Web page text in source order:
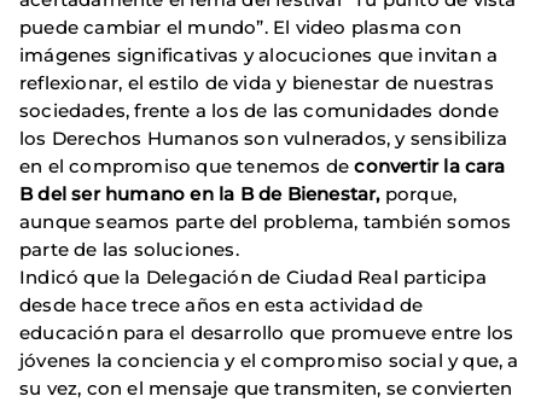
puede cambiar el mundo”. El video plasma con
imágenes significativas y alocuciones que invitan a
reflexionar, el estilo de vida y bienestar de nuestras
sociedades, frente a los de las comunidades donde
los Derechos Humanos son vulnerados, y sensibiliza
en el compromiso que tenemos deconvertir la cara
B del ser humano en la B de Bienestar,porque,
aunque seamos parte del problema, también somos
parte de las soluciones.
Indicó que la Delegación de Ciudad Real participa
desde hace trece años en esta actividad de
educación para el desarrollo que promueve entre los
jóvenes la conciencia y el compromiso social y que, a
su vez, con el mensaje que transmiten, se convierten